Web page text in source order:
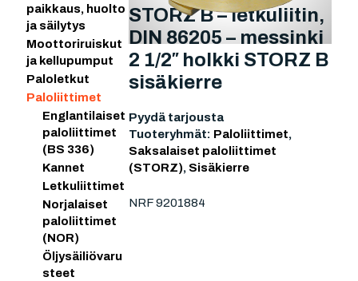
paikkaus, huolto
ja säilytys
Moottoriruiskut
ja kellupumput
Paloletkut
Paloliittimet
Englantilaiset
paloliittimet
(BS 336)
Kannet
Letkuliittimet
Norjalaiset
paloliittimet
(NOR)
Öljysäiliövaru
steet
STORZ B – letkuliitin,
DIN 86205 – messinki
2 1/2″ holkki STORZ B
sisäkierre
Pyydä tarjousta
Tuoteryhmät: Paloliittimet,
Saksalaiset paloliittimet
(STORZ), Sisäkierre
NRF 9201884